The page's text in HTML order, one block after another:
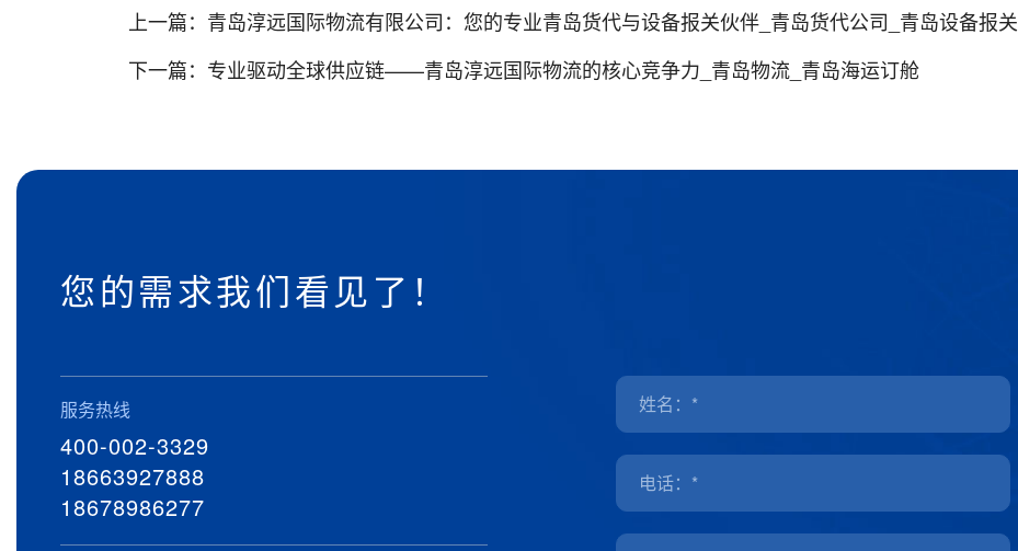
上一篇： 青岛淳远国际物流有限公司：您的专业青岛货代与设备报关伙伴_青岛货代公司_青岛设备报关
下一篇： 专业驱动全球供应链——青岛淳远国际物流的核心竞争力_青岛物流_青岛海运订舱
您的需求我们看见了！
服务热线
400-002-3329
18663927888
18678986277